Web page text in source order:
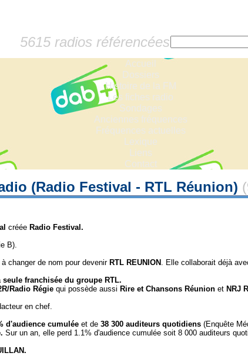
5615 radios référencées
Accueil
Dossiers
Histoire de la FM
Les fiches radio
Sondages
Anciennes fréquences
Fréquences actuelles
Lexique
Liens
Contact
(Radio Festival - RTL Réunion)
créée Radio Festival.
B).
changer de nom pour devenirRTL REUNION . Elle collaborait déjà
seule franchisée du groupe RTL.
Radio Régie qui possède aussi Rire et Chansons Réunion et NRJ
en chef.
d'audience cumulée et de 38 300 auditeurs quotidiens (Enquête
Sur un an, elle perd 1.1% d'audience cumulée soit 8 000 auditeurs